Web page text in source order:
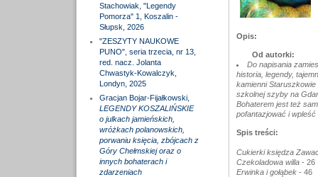
Stachowiak, "Legendy
Pomorza" 1, Koszalin -
Słupsk, 2026
"ZESZYTY NAUKOWE
PUNO", seria trzecia, nr 13,
red. nacz. Jolanta
Chwastyk-Kowalczyk,
Londyn, 2025
Gracjan Bojar-Fijałkowski,
LEGENDY KOSZALIŃSKIE
o julkach jamieńskich,
wróżkach polanowskich,
porwaniu księcia, zbójcach z
Góry Chełmskiej oraz o
innych bohaterach i
zdarzeniach
Opis:
Od autorki:
Do napisania
historia, legendy,
kamienni
szkolnej szyby na
Bohaterem jest też
pofantazjować i
Spis treści:
Cukierki księdza
Czekoladowa willa- 26
Erwinka i gołąbek- 46